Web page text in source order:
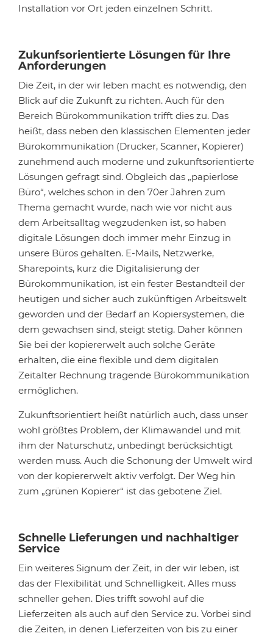
Installation vor Ort jeden einzelnen Schritt.
Zukunfsorientierte Lösungen für Ihre
Anforderungen
Die Zeit, in der wir leben macht es notwendig, den
Blick auf die Zukunft zu richten. Auch für den
Bereich Bürokommunikation trifft dies zu. Das
heißt, dass neben den klassischen Elementen jeder
Bürokommunikation (Drucker, Scanner, Kopierer)
zunehmend auch moderne und zukunftsorientierte
Lösungen gefragt sind. Obgleich das „papierlose
Büro“, welches schon in den 70er Jahren zum
Thema gemacht wurde, nach wie vor nicht aus
dem Arbeitsalltag wegzudenken ist, so haben
digitale Lösungen doch immer mehr Einzug in
unsere Büros gehalten. E-Mails, Netzwerke,
Sharepoints, kurz die Digitalisierung der
Bürokommunikation, ist ein fester Bestandteil der
heutigen und sicher auch zukünftigen Arbeitswelt
geworden und der Bedarf an Kopiersystemen, die
dem gewachsen sind, steigt stetig. Daher können
Sie bei der kopiererwelt auch solche Geräte
erhalten, die eine flexible und dem digitalen
Zeitalter Rechnung tragende Bürokommunikation
ermöglichen.
Zukunftsorientiert heißt natürlich auch, dass unser
wohl größtes Problem, der Klimawandel und mit
ihm der Naturschutz, unbedingt berücksichtigt
werden muss. Auch die Schonung der Umwelt wird
von der kopiererwelt aktiv verfolgt. Der Weg hin
zum „grünen Kopierer“ ist das gebotene Ziel.
Schnelle Lieferungen und nachhaltiger
Service
Ein weiteres Signum der Zeit, in der wir leben, ist
das der Flexibilität und Schnelligkeit. Alles muss
schneller gehen. Dies trifft sowohl auf die
Lieferzeiten als auch auf den Service zu. Vorbei sind
die Zeiten, in denen Lieferzeiten von bis zu einer